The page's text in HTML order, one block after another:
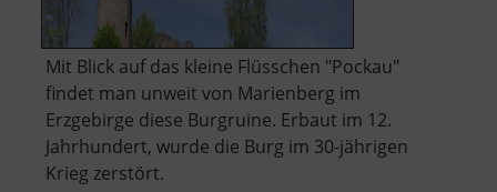
Mit Blick auf das kleine Flüsschen "Pockau"
findet man unweit von Marienberg im
Erzgebirge diese Burgruine. Erbaut im 12.
Jahrhundert, wurde die Burg im 30-jährigen
Krieg zerstört.